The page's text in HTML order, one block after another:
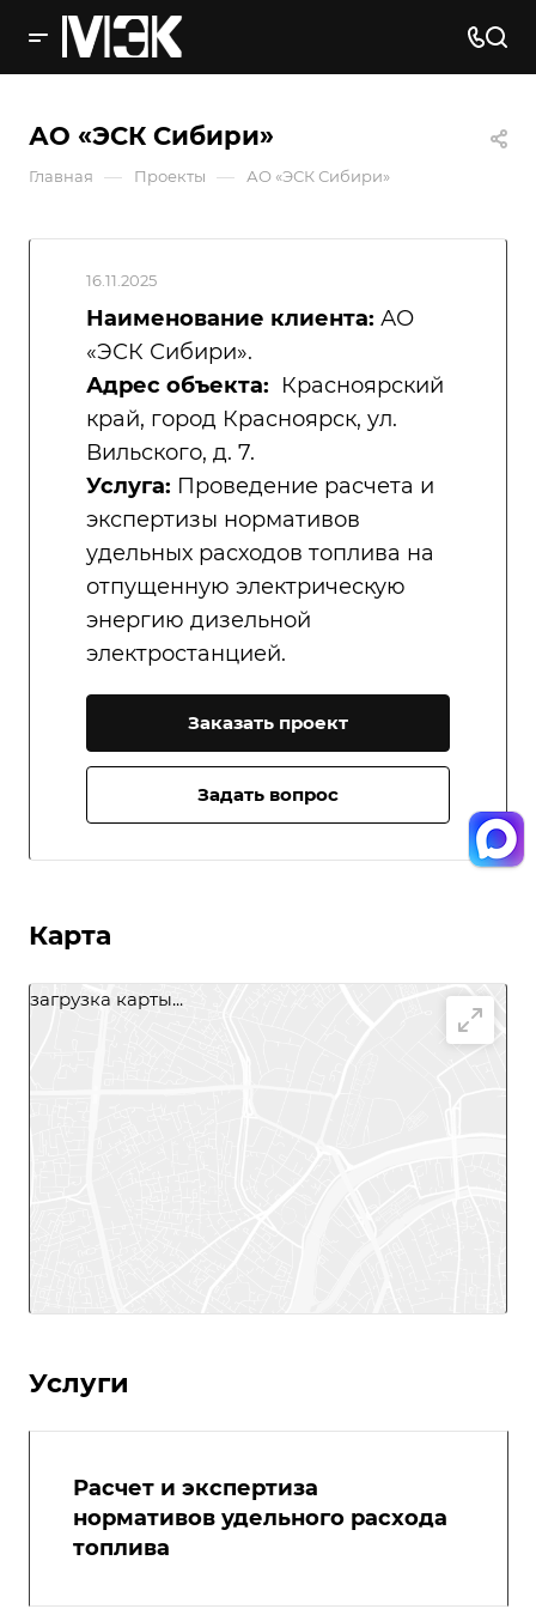
АО «ЭСК Сибири»
Главная — Проекты — АО «ЭСК Сибири»
16.11.2025
Наименование клиента: АО
«ЭСК Сибири».
Адрес объекта: Красноярский
край, город Красноярск, ул.
Вильского, д. 7.
Услуга: Проведение расчета и
экспертизы нормативов
удельных расходов топлива на
отпущенную электрическую
энергию дизельной
электростанцией.
Заказать проект
Задать вопрос
Карта
загрузка карты...
Услуги
Расчет и экспертиза
нормативов удельного расхода
топлива